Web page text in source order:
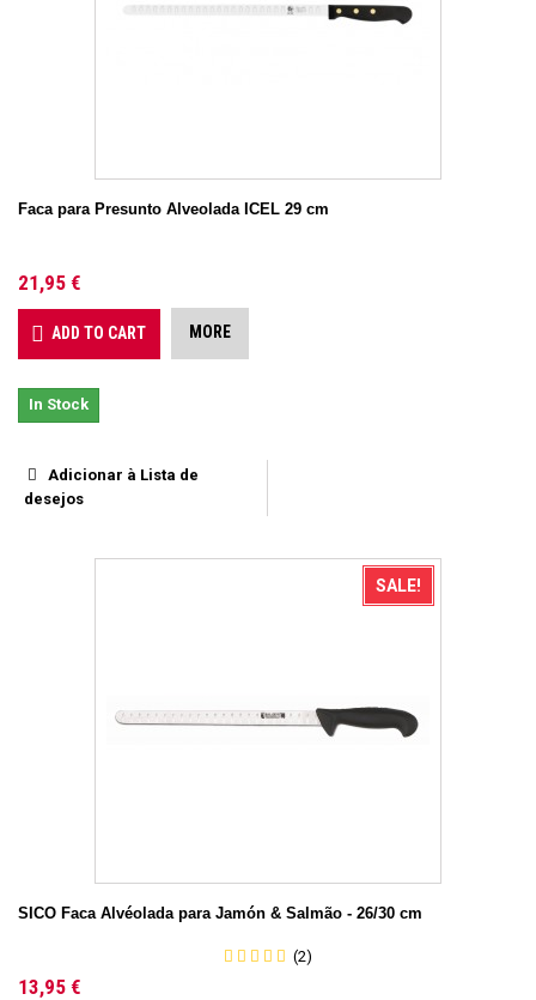
Faca para Presunto Alveolada ICEL 29 cm
21,95 €
ADD TO CART MORE
In Stock
Adicionar à Lista de
desejos
SALE!
SICO Faca Alvéolada para Jamón & Salmão - 26/30 cm
(2)
13,95 €